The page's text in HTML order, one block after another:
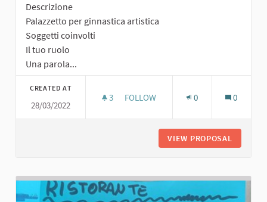
Descrizione
Palazzetto per ginnastica artistica
Soggetti coinvolti
Il tuo ruolo
Una parola...
CREATED AT
28/03/2022
3 3 FOLLOWERS
FOLLOW 0 0
VIEW PROPOSAL